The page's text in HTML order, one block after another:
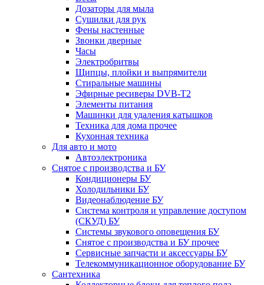
Дозаторы для мыла
Сушилки для рук
Фены настенные
Звонки дверные
Часы
Электробритвы
Щипцы, плойки и выпрямители
Стиральные машины
Эфирные ресиверы DVB-T2
Элементы питания
Машинки для удаления катышков
Техника для дома прочее
Кухонная техника
Для авто и мото
Автоэлектроника
Снятое с производства и БУ
Кондиционеры БУ
Холодильники БУ
Видеонаблюдение БУ
Система контроля и управление доступом
(СКУД) БУ
Системы звукового оповещения БУ
Снятое с производства и БУ прочее
Сервисные запчасти и аксессуары БУ
Телекоммуникационное оборудование БУ
Сантехника